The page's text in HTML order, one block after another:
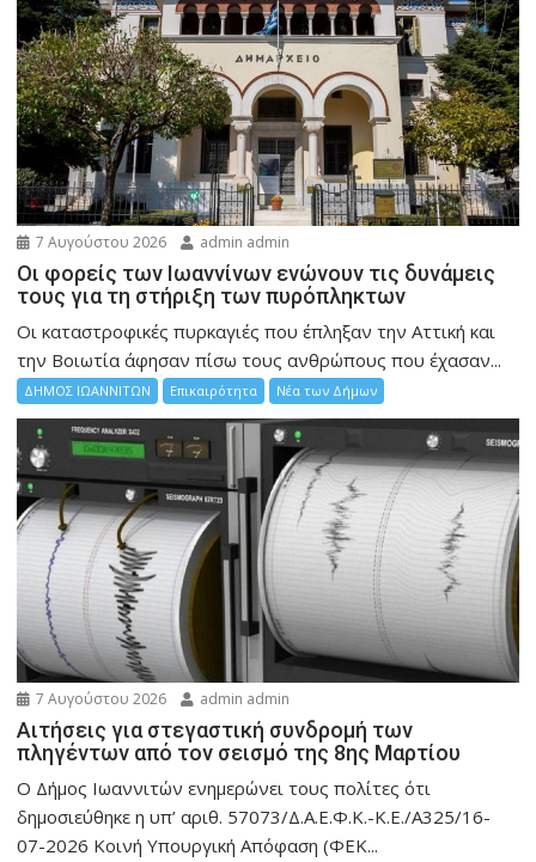
7 Αυγούστου 2026 admin admin
Οι φορείς των Ιωαννίνων ενώνουν τις δυνάμεις
τους για τη στήριξη των πυρόπληκτων
Οι καταστροφικές πυρκαγιές που έπληξαν την Αττική και
την Bοιωτία άφησαν πίσω τους ανθρώπους που έχασαν...
ΔΗΜΟΣ ΙΩΑΝΝΙΤΩΝ Επικαιρότητα Νέα των Δήμων
7 Αυγούστου 2026 admin admin
Αιτήσεις για στεγαστική συνδρομή των
πληγέντων από τον σεισμό της 8ης Μαρτίου
Ο Δήμος Ιωαννιτών ενημερώνει τους πολίτες ότι
δημοσιεύθηκε η υπ’ αριθ. 57073/Δ.Α.Ε.Φ.Κ.-Κ.Ε./Α325/16-
07-2026 Κοινή Υπουργική Απόφαση (ΦΕΚ...